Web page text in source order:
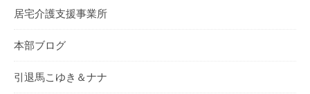
居宅介護支援事業所
本部ブログ
引退馬こゆき＆ナナ